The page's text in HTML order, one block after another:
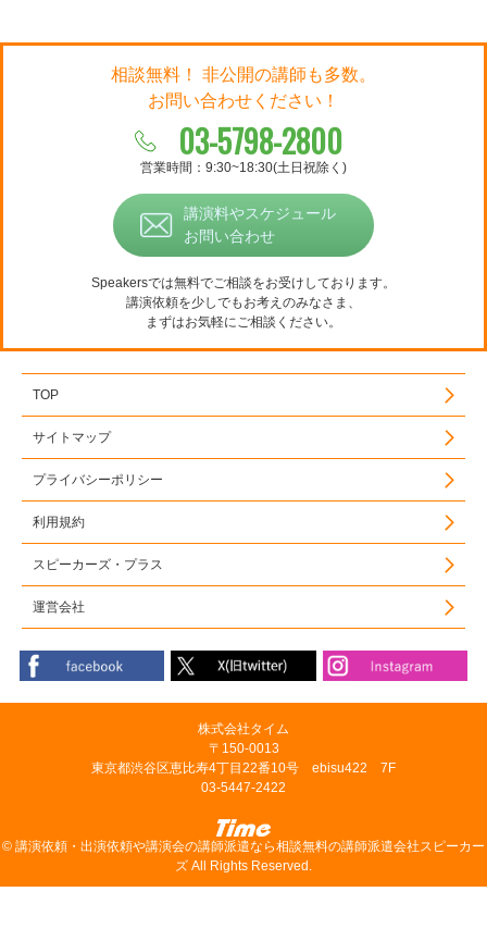
相談無料！ 非公開の講師も多数。
お問い合わせください！
03-5798-2800
営業時間：9:30~18:30(土日祝除く)
講演料やスケジュール
お問い合わせ
Speakersでは無料でご相談をお受けしております。
講演依頼を少しでもお考えのみなさま、
まずはお気軽にご相談ください。
TOP
サイトマップ
プライバシーポリシー
利用規約
スピーカーズ・プラス
運営会社
株式会社タイム
〒150-0013
東京都渋谷区恵比寿4丁目22番10号 ebisu422 7F
03-5447-2422
© 講演依頼・出演依頼や講演会の講師派遣なら相談無料の講師派遣会社スピーカー
ズ All Rights Reserved.